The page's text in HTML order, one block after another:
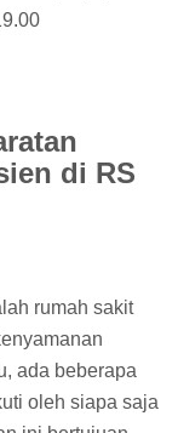
di RS
rumah sakit
ada beberapa
oleh siapa saja